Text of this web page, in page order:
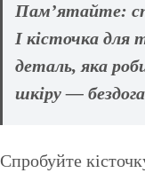
Пам’ятайте:
І кісточка для
деталь, яка
шкіру —
Спробуйте